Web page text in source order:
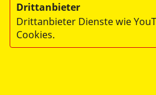
© 2026 ASB Erzgebirge
Impressum
Datenschutz
Drittanbieter
Drittanbieter Dienste wie
Cookies.